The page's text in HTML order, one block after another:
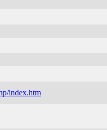
index.htm